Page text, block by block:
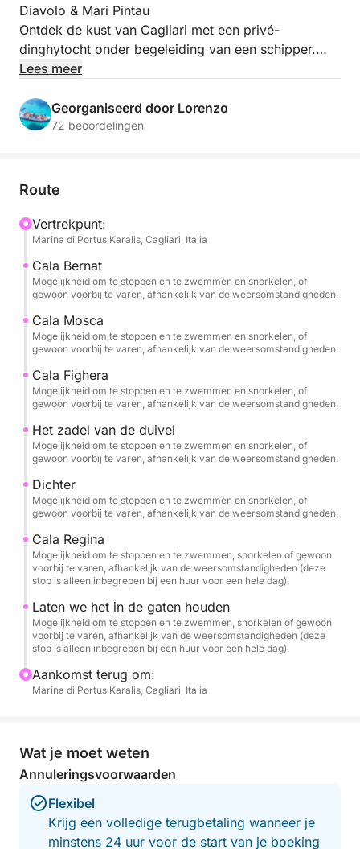
Diavolo & Mari Pintau
Ontdek de kust van Cagliari met een privé-
dinghytocht onder begeleiding van een schipper.
een 300 pk motor, geschikt voor maximaal 11
personen, geniet u van een unieke ervaring vol
kristalheldere zee van de Golfo degli Angeli.
🌊 Een exclusieve en op maat gemaakte ervaring
U kunt uw gewenste tijdstip kiezen – 's ochtends, 's
middags of bij zonsondergang – en afhankelijk van
uw keuze beleeft u een andere route, ontworpen om
maximaal comfort en de beste zeeomstandigheden
te garanderen.
De tocht is 100% privé, ideaal voor stellen, gezinnen
of kleine groepen die de kust van Cagliari in alle
vrijheid en privacy willen ontdekken.
Wil je je ervaring uitbreiden? Kies dan voor de optie
van een hele dag, inclusief een stop bij Mari Pintau,
Sardinië, beroemd om zijn turquoise water en
"geschilderde" reflecties.
🏝️ Aanbevolen route
Vanuit de haven van Cagliari varen we langs de
meest iconische plekken aan de kust:
🌿 Cala Fighera – Ruige kliffen en smaragdgroen
water.
🌊 Calamosca – Een beschutte baai, perfect voor
⛰️ Sella del Diavolo – Het symbool van Cagliari,
bewonderd vanaf de zee.
🏖️ Poetto – Het iconische strand van de stad.
💙 Mari Pintau – "De geschilderde zee": wit zand en
Lees meer
Georganiseerd door Lorenzo
72 beoordelingen
Route
Vertrekpunt:
Marina di Portus Karalis, Cagliari, Italia
Cala Bernat
Mogelijkheid om te stoppen en te zwemmen en snorkelen, of
gewoon voorbij te varen, afhankelijk van de weersomstandigheden.
Cala Mosca
Mogelijkheid om te stoppen en te zwemmen en snorkelen, of
gewoon voorbij te varen, afhankelijk van de weersomstandigheden.
Cala Fighera
Mogelijkheid om te stoppen en te zwemmen en snorkelen, of
gewoon voorbij te varen, afhankelijk van de weersomstandigheden.
Het zadel van de duivel
Mogelijkheid om te stoppen en te zwemmen en snorkelen, of
gewoon voorbij te varen, afhankelijk van de weersomstandigheden.
Dichter
Mogelijkheid om te stoppen en te zwemmen en snorkelen, of
gewoon voorbij te varen, afhankelijk van de weersomstandigheden.
Cala Regina
Mogelijkheid om te stoppen en te zwemmen, snorkelen of gewoon
voorbij te varen, afhankelijk van de weersomstandigheden (deze
stop is alleen inbegrepen bij een huur voor een hele dag).
Laten we het in de gaten houden
Mogelijkheid om te stoppen en te zwemmen, snorkelen of gewoon
voorbij te varen, afhankelijk van de weersomstandigheden (deze
stop is alleen inbegrepen bij een huur voor een hele dag).
Aankomst terug om:
Marina di Portus Karalis, Cagliari, Italia
Wat je moet weten
Annuleringsvoorwaarden
Flexibel
Krijg een volledige terugbetaling wanneer je
minstens 24 uur voor de start van je boeking